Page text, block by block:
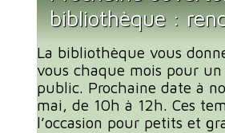
bibliothèque :
La bibliothèque vous
vous chaque mois pour
public. Prochaine date à
mai, de 10h à 12h. Ces
l’occasion pour petits et